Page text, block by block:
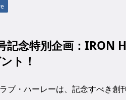
念特別企画：IRON
ト！
ブ・ハーレーは、記念すべき創